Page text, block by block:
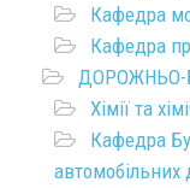
Кафедра
Кафедра
ДОРОЖНЬО-
Хімії та
Кафедра
автомобільних